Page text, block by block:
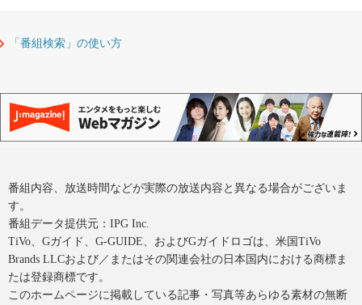
「番組検索」の使い方
番組内容、放送時間などが実際の放送内容と異なる場合がございま
す。
番組データ提供元：IPG Inc.
TiVo、Gガイド、G-GUIDE、およびGガイドロゴは、米国TiVo
Brands LLCおよび／またはその関連会社の日本国内における商標ま
たは登録商標です。
このホームページに掲載している記事・写真等あらゆる素材の無断